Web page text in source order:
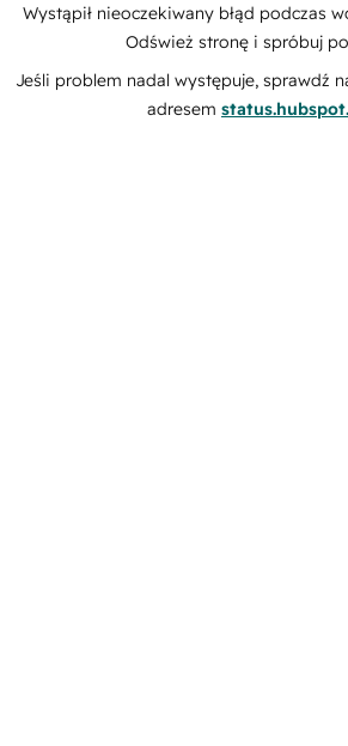
Wystąpił nieoczekiwany błąd podczas
Odśwież stronę i spróbuj
Jeśli problem nadal występuje, sprawdź
adresem